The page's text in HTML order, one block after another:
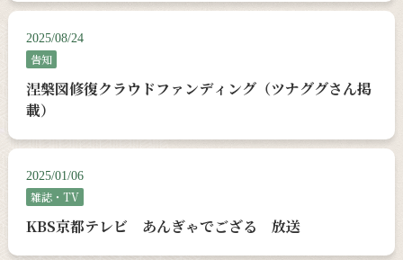
2025/08/24
告知
涅槃図修復クラウドファンディング（ツナググさん掲
載）
2025/01/06
雑誌・TV
KBS京都テレビ あんぎゃでござる 放送